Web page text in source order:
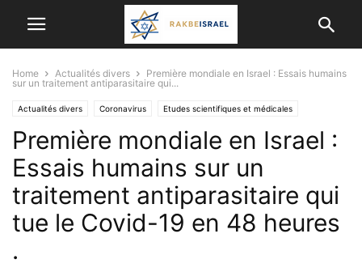
Home Actualités divers
Première mondiale en Israel : Essais humains
sur un traitement antiparasitaire qui...
Actualités divers Coronavirus Etudes scientifiques et médicales
Première mondiale en Israel :
Essais humains sur un
traitement antiparasitaire qui
tue le Covid-19 en 48 heures
.